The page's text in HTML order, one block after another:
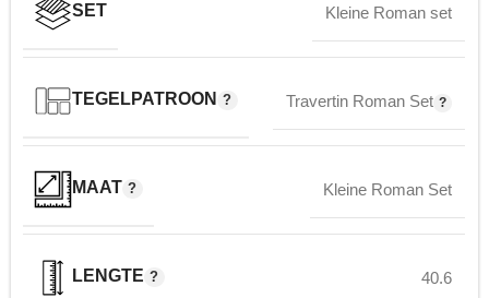
SET Kleine Roman set
TEGELPATROON Travertin Roman Set
MAAT Kleine Roman Set
LENGTE 40.6